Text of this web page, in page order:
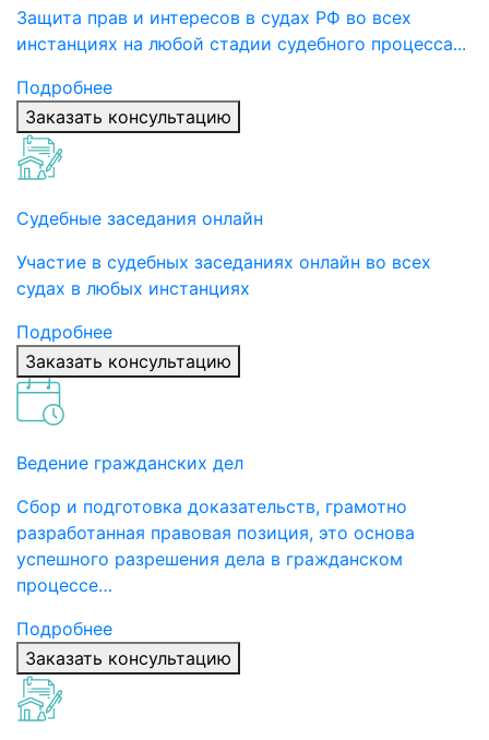
Защита прав и интересов в судах РФ во всех
инстанциях на любой стадии судебного процесса...
Подробнее
Заказать консультацию
Судебные заседания онлайн
Участие в судебных заседаниях онлайн во всех
судах в любых инстанциях
Подробнее
Заказать консультацию
Ведение гражданских дел
Сбор и подготовка доказательств, грамотно
разработанная правовая позиция, это основа
успешного разрешения дела в гражданском
процессе…
Подробнее
Заказать консультацию